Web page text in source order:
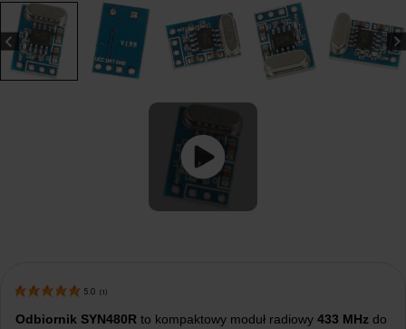
5.0 (1)
Odbiornik SYN480R to kompaktowy moduł radiowy 433 MHz do